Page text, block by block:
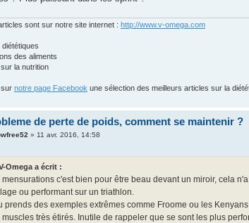
sont sur notre site internet : http://www.v-omega.com
des aliments
la nutrition
notre page Facebook une sélection des meilleurs articles sur la
de perte de poids, comment se maintenir ?
» 11 avr. 2016, 14:58
Omega a écrit :
mensurations c'est bien pour être beau devant un miroir, cela
ou performant sur un triathlon.
prends des exemples extrêmes comme Froome ou les
muscles très étirés. Inutile de rappeler que se sont les plus